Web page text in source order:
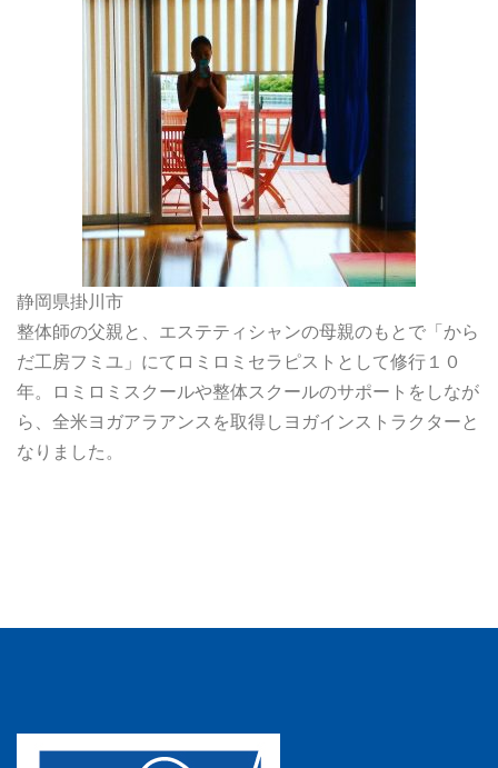
静岡県掛川市
整体師の父親と、エステティシャンの母親のもとで「から
だ工房フミユ」にてロミロミセラピストとして修行１０
年。ロミロミスクールや整体スクールのサポートをしなが
ら、全米ヨガアラアンスを取得しヨガインストラクターと
なりました。